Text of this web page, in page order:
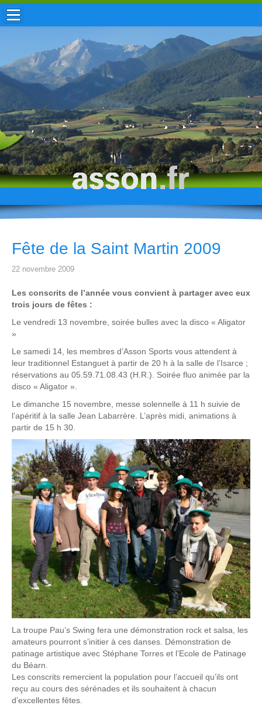
ACCUEIL / INFOS
MUNICIPALITÉ
VIE LOCALE
ENFANCE
TOURISME
HISTOIRE
Fête de la Saint Martin 2009
22 novembre 2009
Les conscrits de l’année vous convient à partager avec eux
trois jours de fêtes :
Le vendredi 13 novembre, soirée bulles avec la disco « Aligator
»
Le samedi 14, les membres d’Asson Sports vous attendent à
leur traditionnel Estanguet à partir de 20 h à la salle de l’Isarce ;
réservations au 05.59.71.08.43 (H.R.). Soirée fluo animée par la
disco « Aligator ».
Le dimanche 15 novembre, messe solennelle à 11 h suivie de
l’apéritif à la salle Jean Labarrère. L’après midi, animations à
partir de 15 h 30.
La troupe Pau’s Swing fera une démonstration rock et salsa, les
amateurs pourront s’initier à ces danses. Démonstration de
patinage artistique avec Stéphane Torres et l’Ecole de Patinage
du Béarn.
Les conscrits remercient la population pour l’accueil qu’ils ont
reçu au cours des sérénades et ils souhaitent à chacun
d’excellentes fêtes.